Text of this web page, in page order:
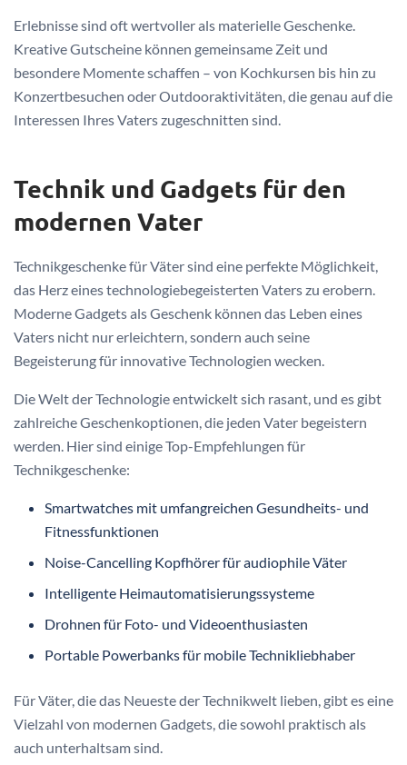
Erlebnisse sind oft wertvoller als materielle Geschenke.
Kreative Gutscheine können gemeinsame Zeit und
besondere Momente schaffen – von Kochkursen bis hin zu
Konzertbesuchen oder Outdooraktivitäten, die genau auf die
Interessen Ihres Vaters zugeschnitten sind.
Technik und Gadgets für den
modernen Vater
Technikgeschenke für Väter sind eine perfekte Möglichkeit,
das Herz eines technologiebegeisterten Vaters zu erobern.
Moderne Gadgets als Geschenk können das Leben eines
Vaters nicht nur erleichtern, sondern auch seine
Begeisterung für innovative Technologien wecken.
Die Welt der Technologie entwickelt sich rasant, und es gibt
zahlreiche Geschenkoptionen, die jeden Vater begeistern
werden. Hier sind einige Top-Empfehlungen für
Technikgeschenke:
Smartwatches mit umfangreichen Gesundheits- und
Fitnessfunktionen
Noise-Cancelling Kopfhörer für audiophile Väter
Intelligente Heimautomatisierungssysteme
Drohnen für Foto- und Videoenthusiasten
Portable Powerbanks für mobile Technikliebhaber
Für Väter, die das Neueste der Technikwelt lieben, gibt es eine
Vielzahl von modernen Gadgets, die sowohl praktisch als
auch unterhaltsam sind.